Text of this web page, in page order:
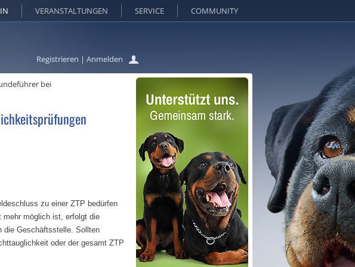
Registrieren | Anmelden
VERANSTALTUNGEN SERVICE COMMUNITY
bei
zu einer ZTP bedürfen
möglich ist, erfolgt die
die Geschäftsstelle. Sollten
oder der gesamt ZTP